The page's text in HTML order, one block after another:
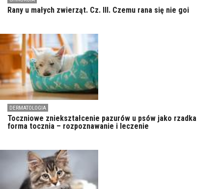
Rany u małych zwierząt. Cz. III. Czemu rana się nie goi
DERMATOLOGIA
Toczniowe zniekształcenie pazurów u psów jako rzadka
forma tocznia – rozpoznawanie i leczenie